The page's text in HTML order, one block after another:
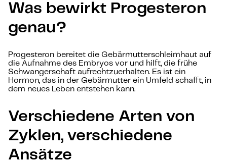
Was bewirkt Progesteron
genau?
Progesteron bereitet die Gebärmutterschleimhaut auf
die Aufnahme des Embryos vor und hilft, die frühe
Schwangerschaft aufrechtzuerhalten. Es ist ein
Hormon, das in der Gebärmutter ein Umfeld schafft, in
dem neues Leben entstehen kann.
Verschiedene Arten von
Zyklen, verschiedene
Ansätze